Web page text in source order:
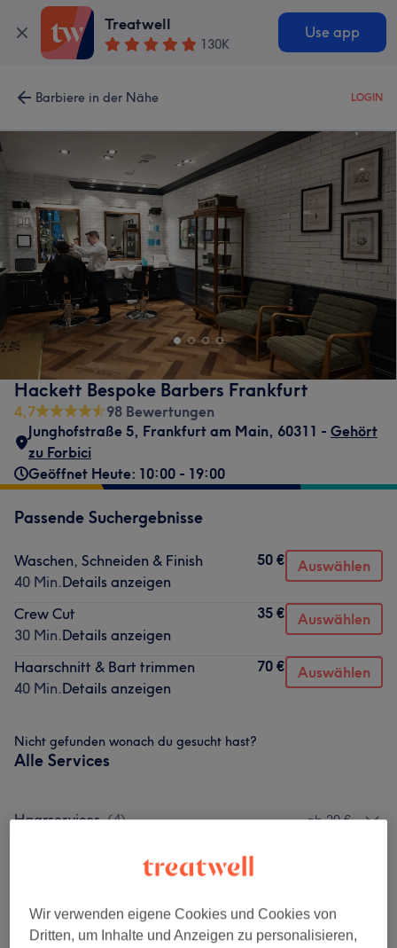
Treatwell
130K
Use app
Barbiere in der Nähe LOGIN
Hackett Bespoke Barbers Frankfurt
4,7
98 Bewertungen
Junghofstraße 5, Frankfurt am Main, 60311 - Gehört
zu Forbici
Geöffnet Heute: 10:00 - 19:00
Passende Suchergebnisse
Waschen, Schneiden & Finish
40 Min.Details anzeigen
50 € Auswählen
Crew Cut
30 Min.Details anzeigen
35 € Auswählen
Haarschnitt & Bart trimmen
40 Min.Details anzeigen
70 € Auswählen
Nicht gefunden wonach du gesucht hast?
Alle Services
Haarservices (4) ab 20 €
Bart- & Gesichtspflege (4)
Pakete (3)
Wir verwenden eigene Cookies und Cookies von
Dritten, um Inhalte und Anzeigen zu personalisieren,